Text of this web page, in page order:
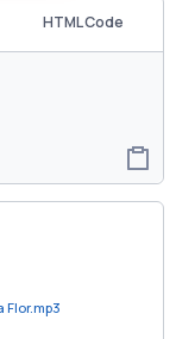
HTML Code
Flor.mp3